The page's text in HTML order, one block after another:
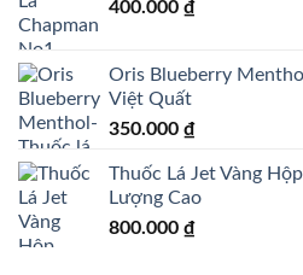
400.000 ₫
Oris Blueberry
Việt Quất
350.000 ₫
Thuốc Lá Jet Vàng
Lượng Cao
800.000 ₫